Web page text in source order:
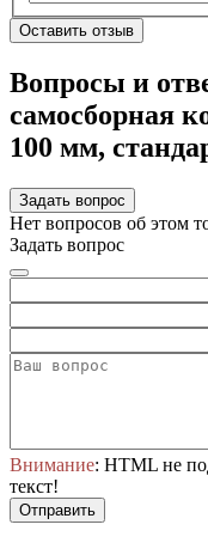
Оставить отзыв
Вопросы и
самосборная
100 мм,
Задать вопрос
Нет вопросов об этом
Задать вопрос
Внимание: HTML не
текст!
Отправить